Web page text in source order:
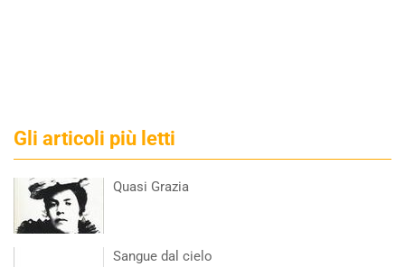
Gli articoli più letti
Quasi Grazia
Sangue dal cielo